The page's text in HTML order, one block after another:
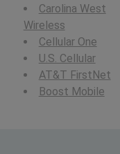
Carolina West
Wireless
Cellular One
U.S. Cellular
AT&T FirstNet
Boost Mobile